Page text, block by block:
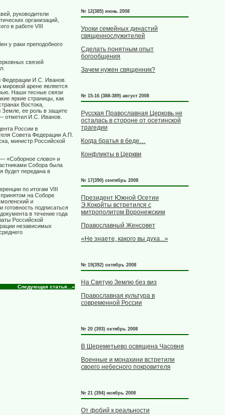
руководители
организаций,
в работе VIII
у раки преподобного
связей
Федерации И.С. Иванов.
арене является
Наши тесные связи
яркие страницы, как
Востока,
Земле, ее роль в защите
отметил И.С. Иванов.
России в
Совета Федерации А.П.
министр Российской
«Соборное слово» и
Собора была
будет передана в
по итогам VIII
на Соборе
и
готовность подписаться
в течение года
Российской
независимых
Следующая статья...»
№ 12(385) июнь 2008
Уроки семейных династий
священнослужителей
Сделать понятным опыт
богообщения
Зачем нужен священник?
№ 15-16 (388-389) август 2008
Русская Православная Церковь не
осталась в стороне от осетинской
трагедии
Когда братья в беде…
Конфликты в Церкви
№ 17(390) сентябрь 2008
Президент Южной Осетии
Э.Кокойты встретился с
митрополитом Воронежским
Православный Женсовет
«Не знаете, какого вы духа...»
№ 19(392) октябрь 2008
На Святую Землю без виз
Православная культура в
современной России
№ 20 (393) октябрь 2008
В Шереметьево освящена Часовня
Военные и монахини встретили
своего небесного покровителя
№ 21 (394) ноябрь 2008
От фобий к реальности